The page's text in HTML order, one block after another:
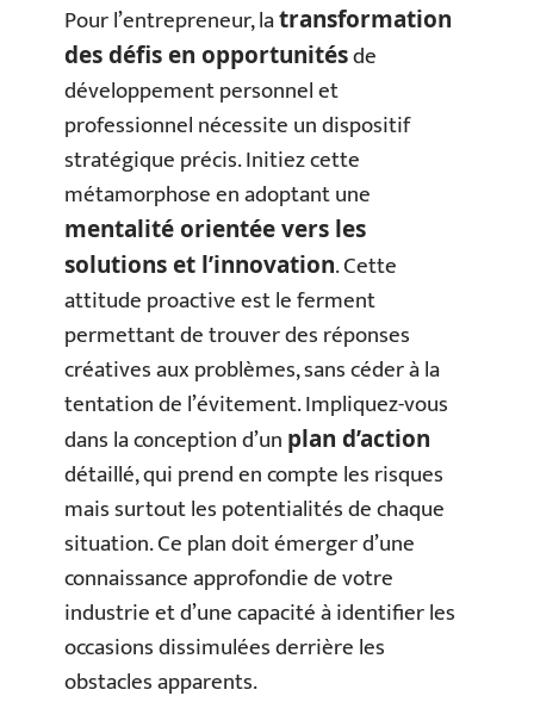
Pour l’entrepreneur, latransformation
des défis en opportunitésde
développement personnel et
professionnel nécessite un dispositif
stratégique précis. Initiez cette
métamorphose en adoptant une
mentalité orientée vers les
solutions et l’innovation. Cette
attitude proactive est le ferment
permettant de trouver des réponses
créatives aux problèmes, sans céder à la
tentation de l’évitement. Impliquez-vous
dans la conception d’un plan d’action
détaillé, qui prend en compte les risques
mais surtout les potentialités de chaque
situation. Ce plan doit émerger d’une
connaissance approfondie de votre
industrie et d’une capacité à identifier les
occasions dissimulées derrière les
obstacles apparents.